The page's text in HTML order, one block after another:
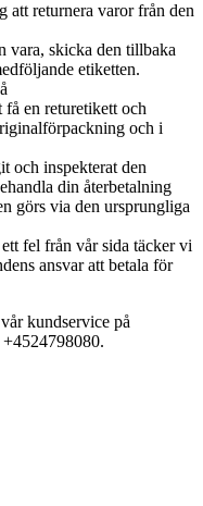
att returnera varor från den
vara, skicka den tillbaka
etiketten.
få en returetikett och
och i
och inspekterat den
din återbetalning
görs via den ursprungliga
fel från vår sida täcker vi
ansvar att betala för
kundservice på